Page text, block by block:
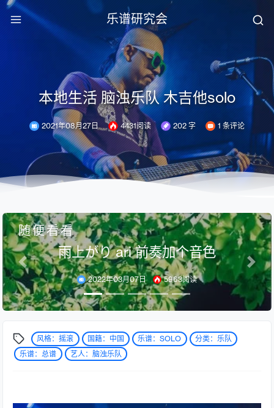
乐谱研究会
本地生活 脑浊乐队 木吉他solo
2021年08月27日 4431阅读 202 字 1 条评论
随便看看
雨上がり ari 前奏加个音色
2022年03月07日 5963阅读
风格：摇滚 国籍：中国 乐谱：SOLO 分类：乐队
乐谱：总谱 艺人：脑浊乐队